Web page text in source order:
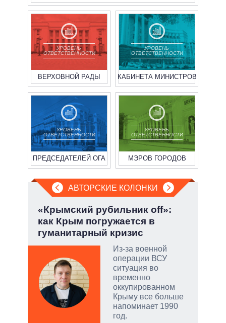
УРОВЕНЬ
ОТВЕТСТВЕННОСТИ
ВЕРХОВНОЙ РАДЫ
УРОВЕНЬ
ОТВЕТСТВЕННОСТИ
КАБИНЕТА МИНИСТРОВ
УРОВЕНЬ
ОТВЕТСТВЕННОСТИ
ПРЕДСЕДАТЕЛЕЙ ОГА
УРОВЕНЬ
ОТВЕТСТВЕННОСТИ
МЭРОВ ГОРОДОВ
АВТОРСКИЕ КОЛОНКИ
«Крымский рубильник off»:
как Крым погружается в
гуманитарный кризис
Из-за военной
операции ВСУ
ситуация во
временно
оккупированном
Крыму все больше
напоминает 1990
год.